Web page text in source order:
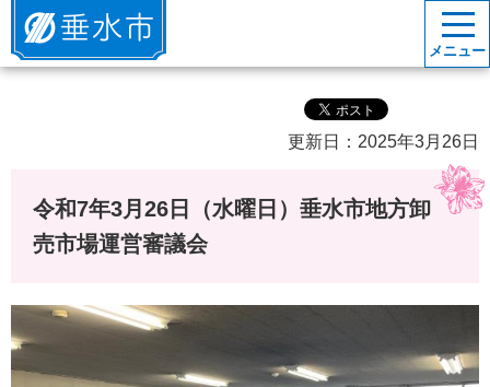
垂水市
メニュー
更新日：2025年3月26日
令和7年3月26日（水曜日）垂水市地方卸
売市場運営審議会